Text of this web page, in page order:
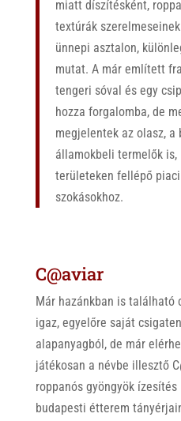
miatt díszítésként,
textúrák
ünnepi asztalon,
mutat. A már említett
tengeri sóval és egy
hozza forgalomba, de
megjelentek az olasz, a
államokbeli termelők is,
területeken fellépő
szokásokhoz.
C@aviar
Már hazánkban is
igaz, egyelőre saját
alapanyagból, de már
játékosan a névbe illesztő
roppanós gyöngyök
budapesti étterem